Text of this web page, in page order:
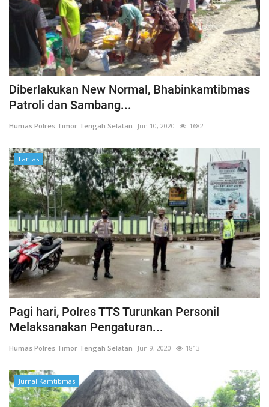
Diberlakukan New Normal, Bhabinkamtibmas
Patroli dan Sambang...
Humas Polres Timor Tengah Selatan Jun 10, 2020 1682
Lantas
Pagi hari, Polres TTS Turunkan Personil
Melaksanakan Pengaturan...
Humas Polres Timor Tengah Selatan Jun 9, 2020 1813
Jurnal Kamtibmas